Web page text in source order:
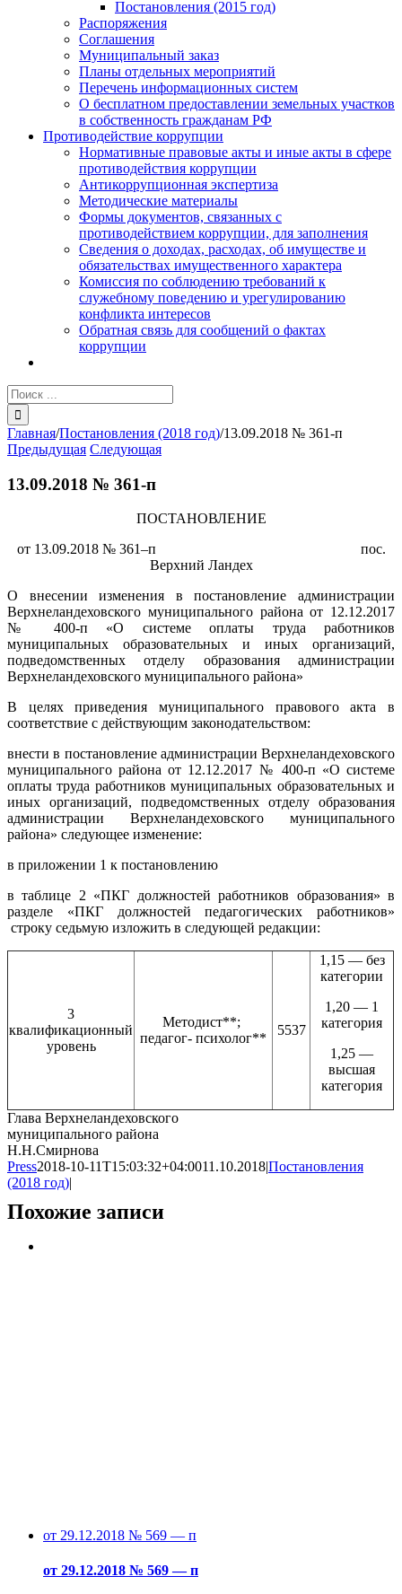
Постановления (2015 год)
Распоряжения
Соглашения
Муниципальный заказ
Планы отдельных мероприятий
Перечень информационных систем
О бесплатном предоставлении земельных участков
в собственность гражданам РФ
Противодействие коррупции
Нормативные правовые акты и иные акты в сфере
противодействия коррупции
Антикоррупционная экспертиза
Методические материалы
Формы документов, связанных с
противодействием коррупции, для заполнения
Сведения о доходах, расходах, об имуществе и
обязательствах имущественного характера
Комиссия по соблюдению требований к
служебному поведению и урегулированию
конфликта интересов
Обратная связь для сообщений о фактах
коррупции
Результат
поиска:
Главная/Постановления (2018 год)/13.09.2018 № 361-п
Предыдущая Следующая
13.09.2018 № 361-п
ПОСТАНОВЛЕНИЕ
от 13.09.2018 № 361–п пос.
Верхний Ландех
О внесении изменения в постановление администрации
Верхнеландеховского муниципального района от 12.12.2017
№ 400-п «О системе оплаты труда работников
муниципальных образовательных и иных организаций,
подведомственных отделу образования администрации
Верхнеландеховского муниципального района»
В целях приведения муниципального правового акта в
соответствие с действующим законодательством:
внести в постановление администрации Верхнеландеховского
муниципального района от 12.12.2017 № 400-п «О системе
оплаты труда работников муниципальных образовательных и
иных организаций, подведомственных отделу образования
администрации Верхнеландеховского муниципального
района» следующее изменение:
в приложении 1 к постановлению
в таблице 2 «ПКГ должностей работников образования» в
разделе «ПКГ должностей педагогических работников»
строку седьмую изложить в следующей редакции:
3
квалификационный
уровень
Методист**;
педагог- психолог**
5537
1,15 — без
категории
1,20 — 1
категория
1,25 —
высшая
категория
Глава Верхнеландеховского
муниципального района
Н.Н.Смирнова
Press2018-10-11T15:03:32+04:0011.10.2018|Постановления
(2018 год)|
Похожие записи
от 29.12.2018 № 569 — п
от 29.12.2018 № 569 — п